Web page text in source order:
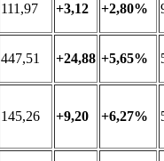
111,97 +3,12 +2,80%
447,51 +24,88 +5,65%
145,26 +9,20 +6,27%